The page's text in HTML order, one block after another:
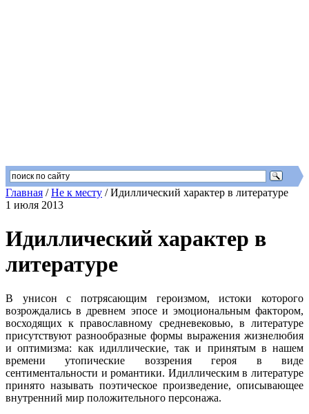
Главная /Не к месту /Идиллический характер в литературе
1 июля 2013
Идиллический характер в
литературе
В унисон с потрясающим героизмом, истоки которого
возрождались в древнем эпосе и эмоциональным фактором,
восходящих к православному средневековью, в литературе
присутствуют разнообразные формы выражения жизнелюбия
и оптимизма: как идиллические, так и принятым в нашем
времени утопические воззрения героя в виде
сентиментальности и романтики. Идиллическим в литературе
принято называть поэтическое произведение, описывающее
внутренний мир положительного персонажа.